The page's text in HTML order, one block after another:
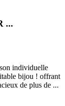
...
individuelle
bijou ! offrant
de plus de ...